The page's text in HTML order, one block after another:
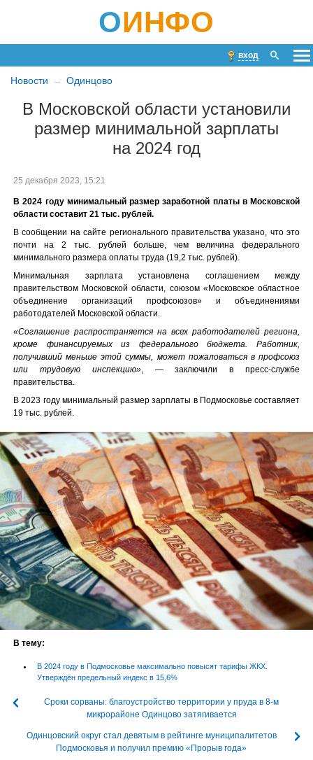
ОИНФО
вход
Новости Одинцово
В Московской области установили
размер минимальной зарплаты
на 2024 год
25 декабря 2023, 15:21
В 2024 году минимальный размер заработной платы в Московской
области составит 21 тыс. рублей.
В сообщении на сайте регионального правительства указано, что это
почти на 2 тыс. рублей больше, чем величина федерального
минимального размера оплаты труда (19,2 тыс. рублей).
Минимальная зарплата установлена соглашением между
правительством Московской области, союзом «Московское областное
объединение организаций профсоюзов» и объединениями
работодателей Московской области.
«Соглашение распространяется на всех работодателей региона,
кроме финансируемых из федерального бюджета. Работник,
получивший меньше этой суммы, может пожаловаться в профсоюз
или трудовую инспекцию», — заключили в пресс-службе
правительства.
В 2023 году минимальный размер зарплаты в Подмосковье составляет
19 тыс. рублей.
В тему:
В 2024 году в Подмосковье максимально повысят тарифы ЖКХ.
Утверждён предельный индекс в 15,6%
Сроки сорваны: благоустройство территории у пруда в 8-м
микрорайоне Одинцово затягивается
Одинцовский округ стал девятым в рейтинге муниципалитетов
Подмосковья и получил премию «Прорыв года»